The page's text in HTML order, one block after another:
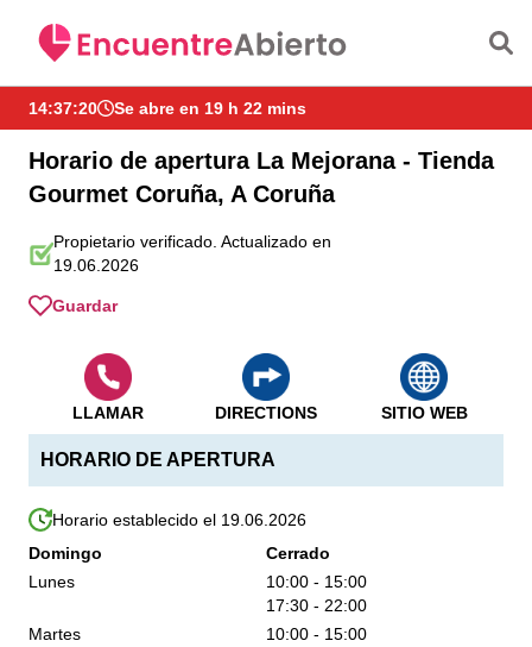
14:37:21 Se abre en 19 h 22 mins
Horario de apertura La Mejorana - Tienda
Gourmet Coruña, A Coruña
Propietario verificado. Actualizado en
19.06.2026
Guardar
HORARIO DE APERTURA
Horario establecido el 19.06.2026
Domingo
Cerrado
Lunes
10:00 - 15:00
17:30 - 22:00
Martes
10:00 - 15:00
LLAMAR DIRECTIONS SITIO WEB